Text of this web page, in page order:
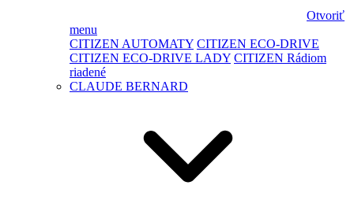
Otvoriť
menu
CITIZEN AUTOMATY CITIZEN ECO-DRIVE
CITIZEN ECO-DRIVE LADY CITIZEN Rádiom
riadené
CLAUDE BERNARD